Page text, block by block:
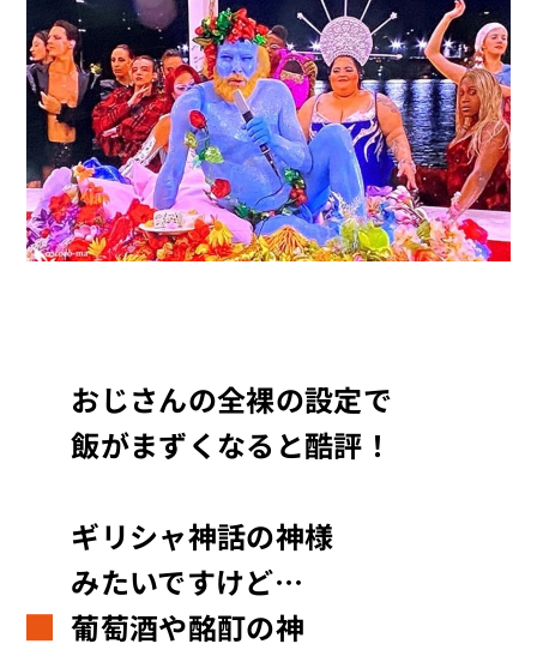
おじさんの全裸の設定で
飯がまずくなると酷評！
ギリシャ神話の神様
みたいですけど…
葡萄酒や酩酊の神